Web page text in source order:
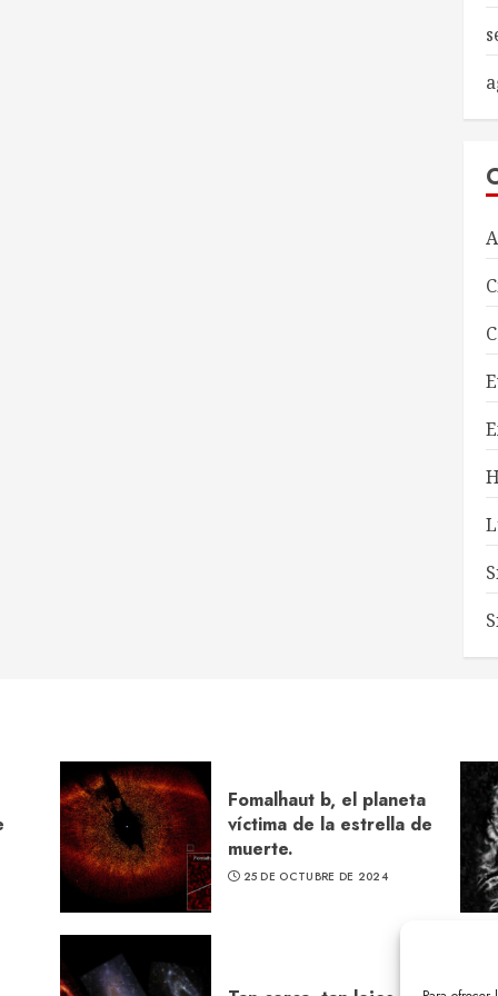
Fomalhaut b, el planeta
víctima de la estrella de
muerte.
25 DE OCTUBRE DE 2024